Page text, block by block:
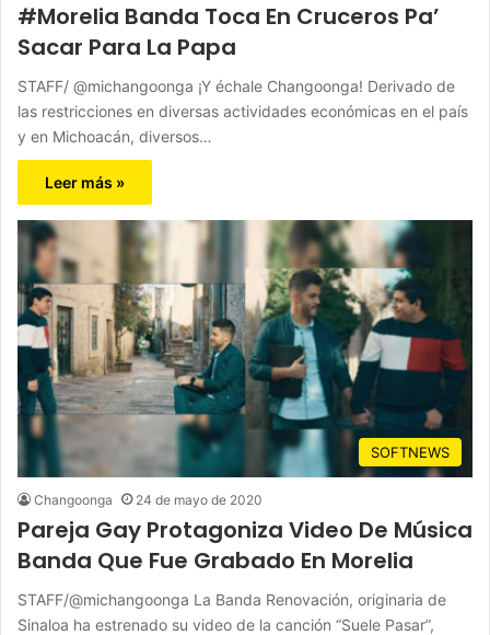
#Morelia Banda Toca En Cruceros Pa’
Sacar Para La Papa
STAFF/ @michangoonga ¡Y échale Changoonga! Derivado de
las restricciones en diversas actividades económicas en el país
y en Michoacán, diversos…
Leer más »
SOFTNEWS
Changoonga 24 de mayo de 2020
Pareja Gay Protagoniza Video De Música
Banda Que Fue Grabado En Morelia
STAFF/@michangoonga La Banda Renovación, originaria de
Sinaloa ha estrenado su video de la canción “Suele Pasar”,